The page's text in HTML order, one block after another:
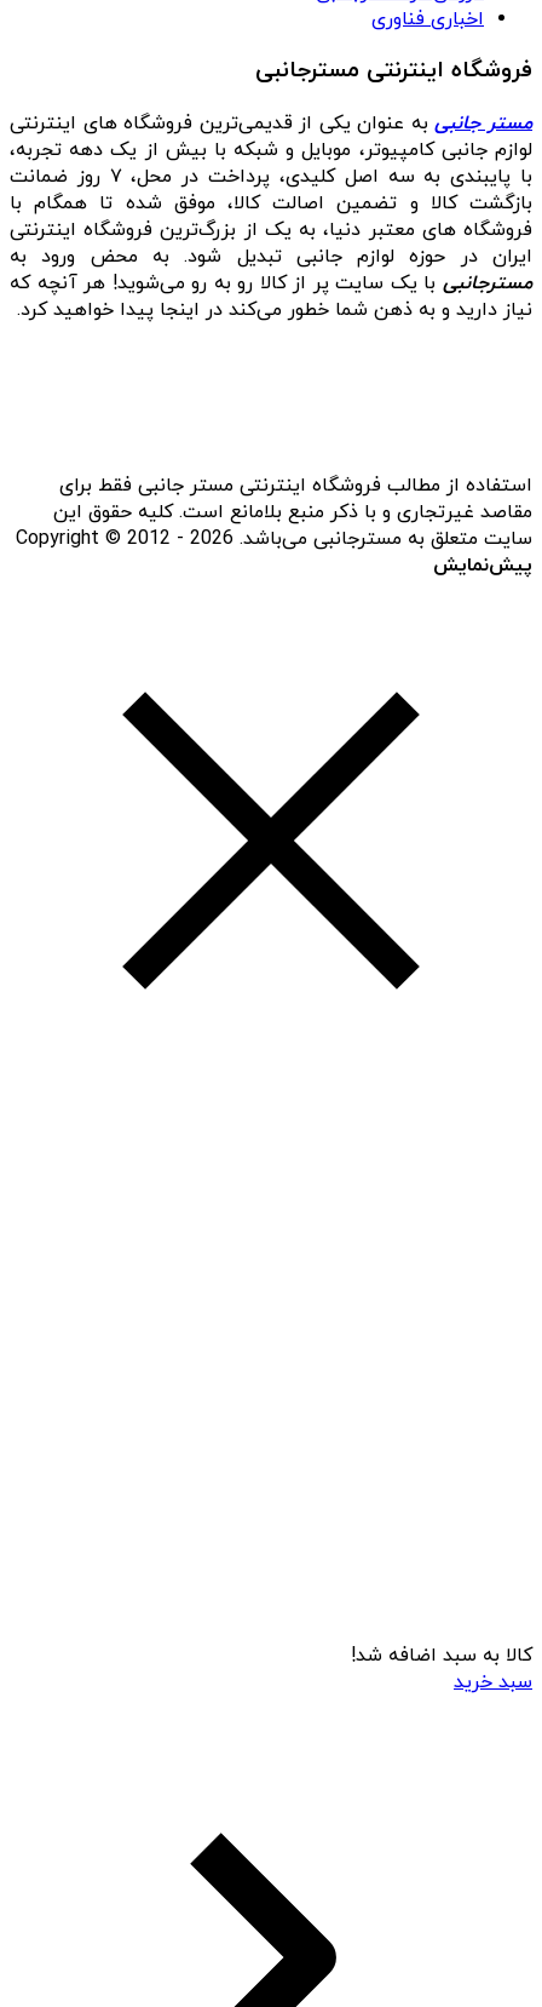
اخباری فناوری
فروشگاه اینترنتی مسترجانبی
مستر جانبیبه عنوان یکی از قدیمی‌ترین فروشگاه های اینترنتی
لوازم جانبی کامپیوتر، موبایل و شبکه با بیش از یک دهه تجربه،
با پایبندی به سه اصل کلیدی، پرداخت در محل، ۷ روز ضمانت
بازگشت کالا و تضمین اصالت کالا، موفق شده تا همگام با
فروشگاه‌ های معتبر دنیا، به یک از بزرگ‌ترین فروشگاه اینترنتی
ایران در حوزه لوازم جانبی تبدیل شود. به محض ورود به
مسترجانبی با یک سایت پر از کالا رو به رو می‌شوید! هر آنچه که
نیاز دارید و به ذهن شما خطور می‌کند در اینجا پیدا خواهید کرد.
استفاده از مطالب فروشگاه اینترنتی مستر جانبی فقط برای
مقاصد غیرتجاری و با ذکر منبع بلامانع است. کلیه حقوق این
سایت متعلق به مسترجانبی می‌باشد. Copyright © 2012 - 2026
پیش‌نمایش
کالا به سبد اضافه شد!
سبد خرید